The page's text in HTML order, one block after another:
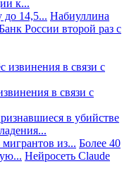
к...
до 14,5... Набиуллина
России второй раз с
в связи с
в убийстве
из... Более 40
Нейросеть Claude